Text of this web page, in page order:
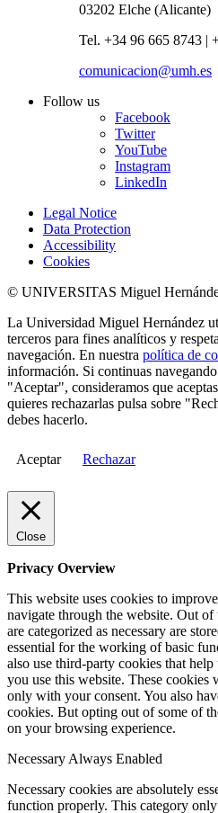
03202 Elche (Alicante)
Tel. +34 96 665 8743 |
comunicacion@umh.es
Follow us
Facebook
Twitter
YouTube
Instagram
LinkedIn
Legal Notice
Data Protection
Accessibility
Cookies
© UNIVERSITAS Miguel
La Universidad Miguel Hernández
terceros para fines analíticos y
navegación. En nuestra política de
información. Si continuas
"Aceptar", consideramos que
quieres rechazarlas pulsa sobre
debes hacerlo.
Aceptar Rechazar
Close
Privacy Overview
This website uses cookies to
navigate through the website. Out of
are categorized as necessary are
essential for the working of basic
also use third-party cookies that
you use this website. These
only with your consent. You also
cookies. But opting out of some of
on your browsing experience.
Necessary Always Enabled
Necessary cookies are absolutely
function properly. This category